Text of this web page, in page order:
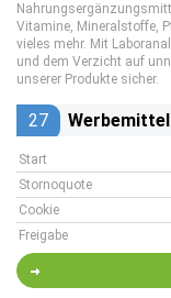
Vitamine, Mineralstoffe,
vieles mehr. Mit
und dem Verzicht auf
unserer Produkte sicher.
27 Werbemittel
Start
Stornoquote
Cookie
Freigabe